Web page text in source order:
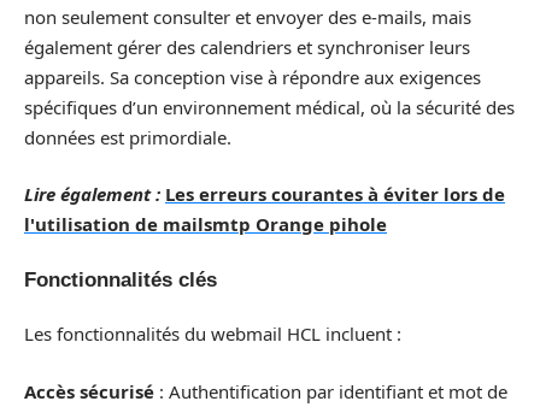
non seulement consulter et envoyer des e-mails, mais
également gérer des calendriers et synchroniser leurs
appareils. Sa conception vise à répondre aux exigences
spécifiques d’un environnement médical, où la sécurité des
données est primordiale.
Lire également : Les erreurs courantes à éviter lors de
l'utilisation de mailsmtp Orange pihole
Fonctionnalités clés
Les fonctionnalités du webmail HCL incluent :
Accès sécurisé : Authentification par identifiant et mot de